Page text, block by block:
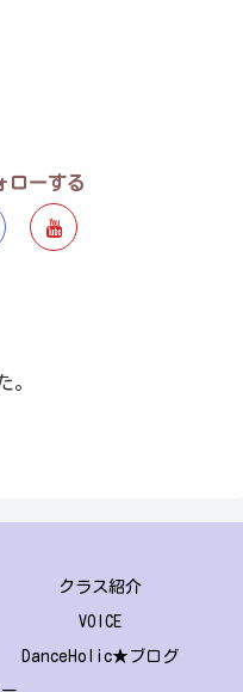
ローする
。
クラス紹介
VOICE
DanceHolic★ブログ